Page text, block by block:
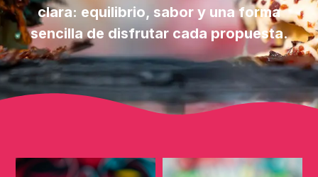
clara: equilibrio, sabor y una forma
sencilla de disfrutar cada propuesta.